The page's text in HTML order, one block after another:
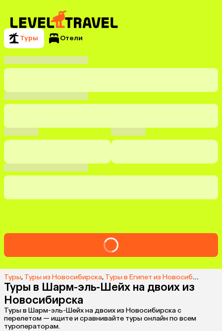
Туры Отели
Туры, Туры из Новосибирска, Туры в Египет из Новосибирска
Туры в Шарм-эль-Шейх на двоих из
Новосибирска
Туры в Шарм-эль-Шейх на двоих из Новосибирска с
перелетом — ищите и сравнивайте туры онлайн по всем
туроператорам.